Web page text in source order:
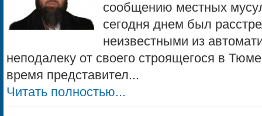
сообщению местных
сегодня днем был
неизвестными из
неподалеку от своего строящегося в
время представител...
Читать полностью...